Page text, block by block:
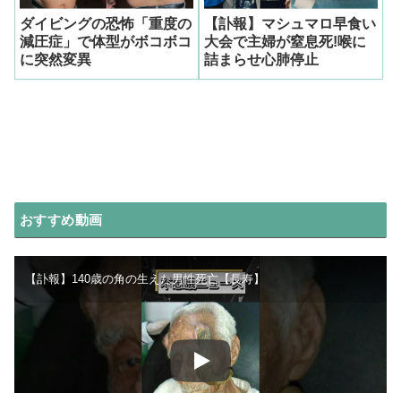
ダイビングの恐怖「重度の
減圧症」で体型がボコボコ
に突然変異
【訃報】マシュマロ早食い
大会で主婦が窒息死!喉に
詰まらせ心肺停止
おすすめ動画
【訃報】140歳の角の生えた男性死亡【長寿】